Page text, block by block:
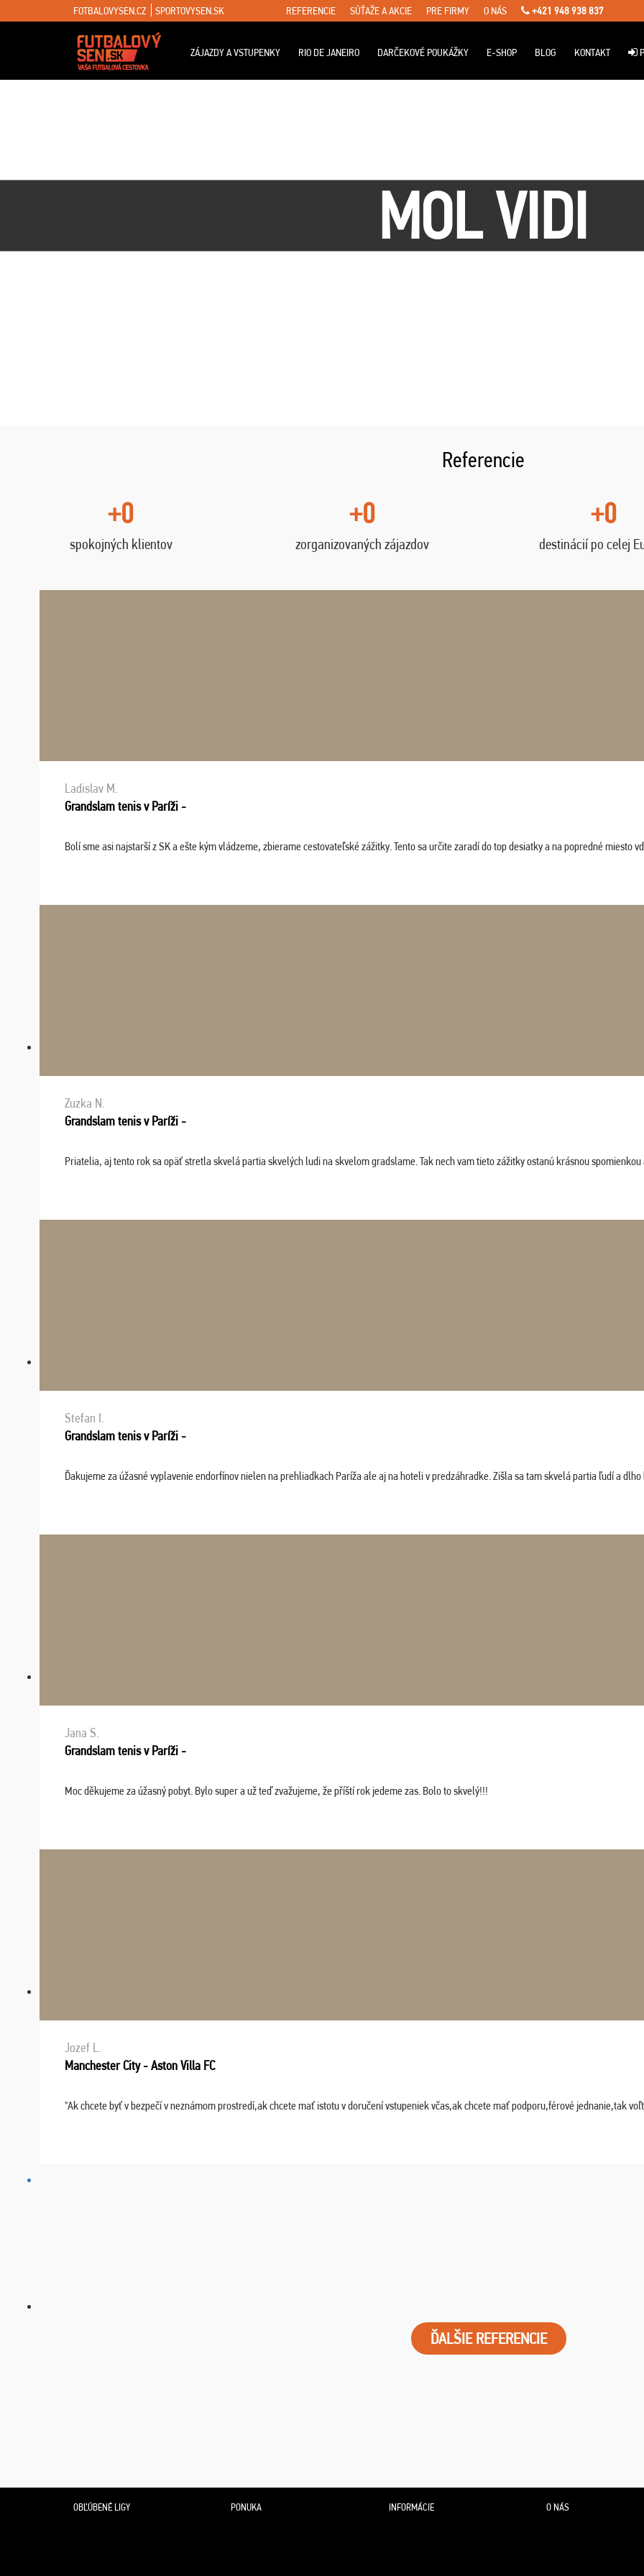
FOTBALOVYSEN.CZ SPORTOVYSEN.SK REFERENCIE SÚŤAŽE A AKCIE PRE FIRMY O NÁS +421 948 938 837
ZÁJAZDY A VSTUPENKY RIO DE JANEIRO DARČEKOVÉ POUKÁŽKY E-SHOP BLOG KONTAKT
MOL VIDI
Referencie
+0
spokojných klientov
+0
zorganizovaných zájazdov
+0
destinácií po celej
Ladislav M.
Grandslam tenis v Paríži -
Bolí sme asi najstarší z SK a ešte kým vládzeme, zbierame cestovateľské zážitky. Tento sa určite zaradí do top desiatky a na popredné miesto
Zuzka N.
Grandslam tenis v Paríži -
Priatelia, aj tento rok sa opäť stretla skvelá partia skvelých ludi na skvelom gradslame. Tak nech vam tieto zážitky ostanú krásnou
Stefan I.
Grandslam tenis v Paríži -
Ďakujeme za úžasné vyplavenie endorfínov nielen na prehliadkach Paríža ale aj na hoteli v predzáhradke. Zišla sa tam skvelá partia ľudí a
Jana S.
Grandslam tenis v Paríži -
Moc děkujeme za úžasný pobyt. Bylo super a už teď zvažujeme, že příští rok jedeme zas. Bolo to skvelý!!!
Jozef L.
Manchester City - Aston Villa FC
"Ak chcete byť v bezpečí v neznámom prostredí,ak chcete mať istotu v doručení vstupeniek včas,ak chcete mať podporu,férové jednanie,tak
ĎALŠIE REFERENCIE
OBĽÚBENÉ LIGY PONUKA INFORMÁCIE O NÁS